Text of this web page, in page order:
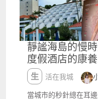
靜謐海島的慢
度假酒店的康
生活在我城
當城市的秒針總在耳